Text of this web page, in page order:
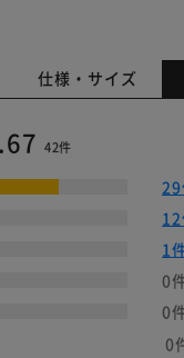
仕様・サイズ
42件
1
0
0
0